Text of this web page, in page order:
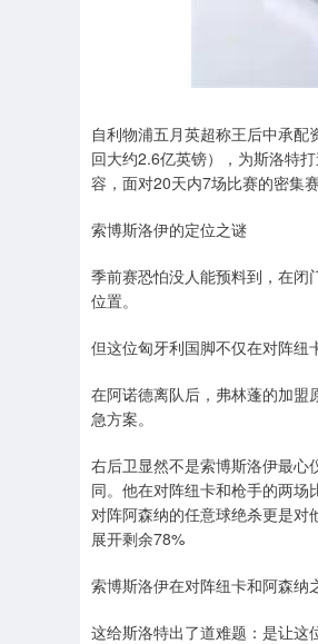
自利物浦五月英超称王后中承
回大约2.6亿英镑），为斯洛特
容，面对20天内7场比赛的密集
索博斯洛伊的定位之谜
季前赛恐怕没人能预料到，在闭
位置。
但这位匈牙利国脚不仅在对阵纽
在阿诺德离队后，弗林蓬的加盟
急方案。
右后卫显然不是索博斯洛伊最心
同。他在对阵纽卡和枪手的两场
对阵阿森纳的任意球绝杀更是对
展开剩余78%
索博斯洛伊在对阵纽卡和阿森纳
这给斯洛特出了道难题：是让这